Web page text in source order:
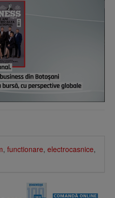
, functionare, electrocasnice,